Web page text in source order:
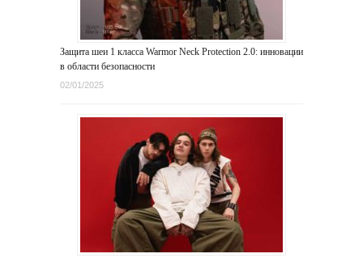
Защита шеи 1 класса Warmor Neck Protection 2.0: инновации
в области безопасности
02/01/2025